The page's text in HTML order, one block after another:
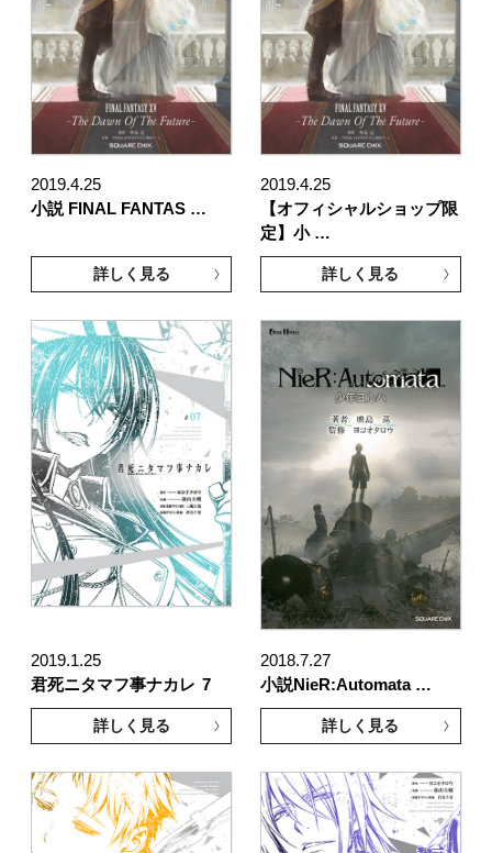
2019.4.25
小説 FINAL FANTAS …
詳しく見る
2019.4.25
【オフィシャルショップ限
定】小 …
詳しく見る
2019.1.25
君死ニタマフ事ナカレ 7
詳しく見る
2018.7.27
小説NieR:Automata …
詳しく見る